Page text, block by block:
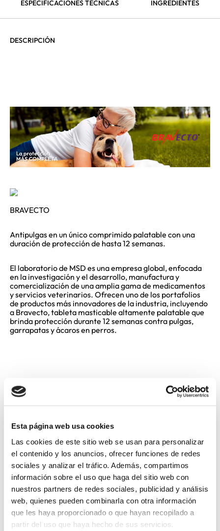
Esta página web usa cookies
Las cookies de este sitio web se usan para personalizar
el contenido y los anuncios, ofrecer funciones de redes
sociales y analizar el tráfico. Además, compartimos
información sobre el uso que haga del sitio web con
nuestros partners de redes sociales, publicidad y análisis
web, quienes pueden combinarla con otra información
que les haya proporcionado o que hayan recopilado a
partir del uso que haya hecho de sus servicios.
ESPECIFICACIONES TÉCNICAS INGREDIENTES
DESCRIPCIÓN
BRAVECTO
Antipulgas en un único comprimido palatable con una
duración de protección de hasta 12 semanas.
El laboratorio de MSD es una empresa global, enfocada
en la investigación y el desarrollo, manufactura y
comercialización de una amplia gama de medicamentos
y servicios veterinarios. Ofrecen uno de los portafolios
de productos más innovadores de la industria, incluyendo
a Bravecto, tableta masticable altamente palatable que
brinda protección durante 12 semanas contra pulgas,
garrapatas y ácaros en perros.
5 Calificación promedio
(1 comentario)
POR FAVOR, INICIA SESIÓN PARA ESCRIBIR UN COMENTARIO.
Más reciente Todos